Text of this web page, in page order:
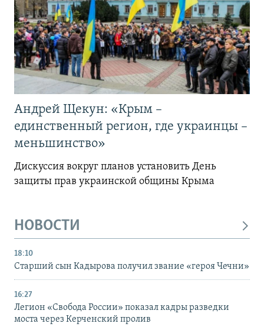
Андрей Щекун: «Крым –
единственный регион, где украинцы –
меньшинство»
Дискуссия вокруг планов установить День
защиты прав украинской общины Крыма
НОВОСТИ
18:10
Старший сын Кадырова получил звание «героя Чечни»
16:27
Легион «Свобода России» показал кадры разведки
моста через Керченский пролив